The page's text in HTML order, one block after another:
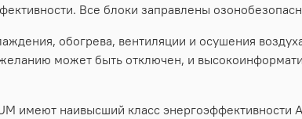
Все блоки заправлены
обогрева, вентиляции и осушения
может быть отключен, и
имеют наивысший класс энергоэффективности